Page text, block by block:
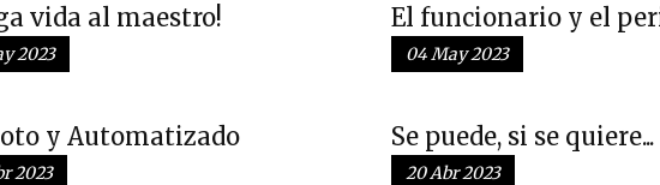
vida al maestro!
2023
El funcionario y el
04 May 2023
y Automatizado
2023
Se puede, si se quiere...
20 Abr 2023